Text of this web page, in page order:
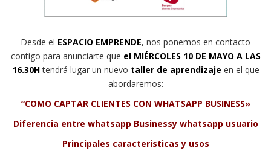
Desde el ESPACIO EMPRENDE, nos ponemos en contacto
contigo para anunciarte que el MIÉRCOLES 10 DE MAYO A LAS
16.30H tendrá lugar un nuevo taller de aprendizaje en el que
abordaremos:
“COMO CAPTAR CLIENTES CON WHATSAPP BUSINESS»
Diferencia entre whatsapp Businessy whatsapp usuario
Principales caracteristicas y usos